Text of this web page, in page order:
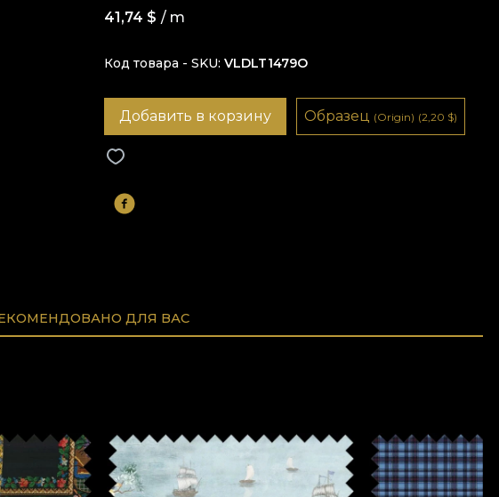
41,74 $ / m
Код товара - SKU VLDLT1479O
Добавить в корзину Образец (Origin) (2,20 $)
ДЛЯ ВАС